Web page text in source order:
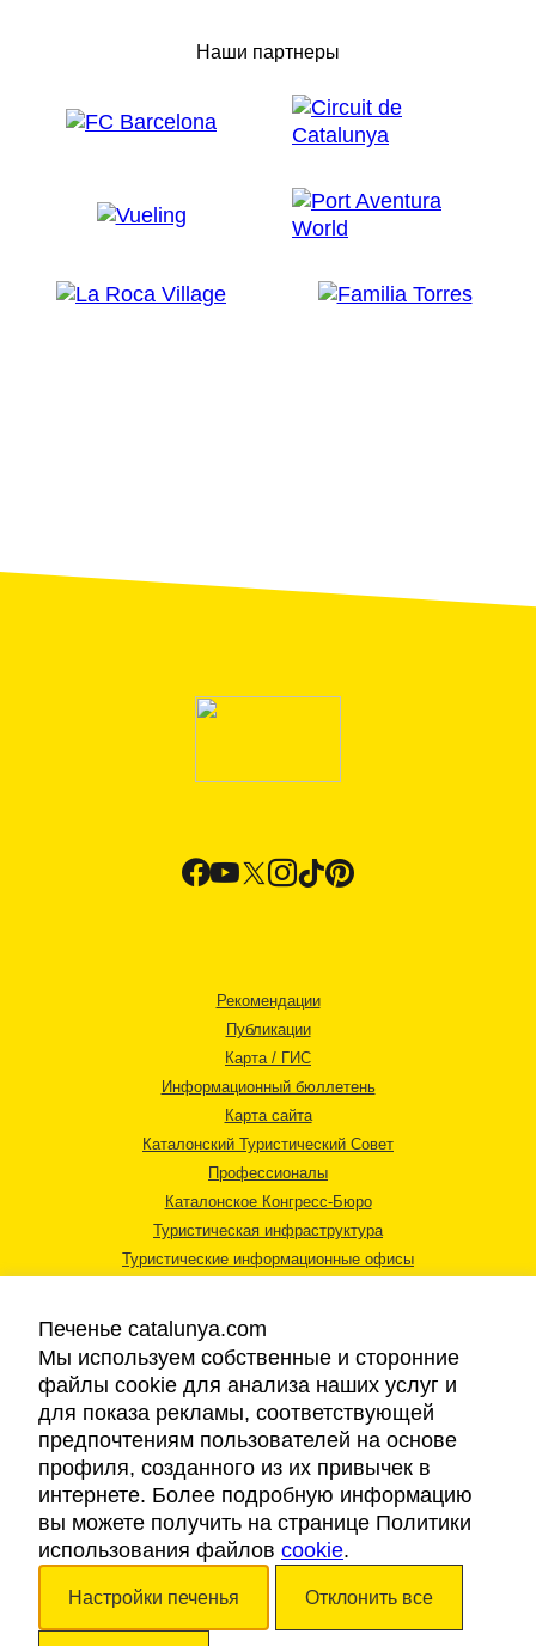
Наши партнеры
Рекомендации
Публикации
Карта / ГИС
Информационный бюллетень
Карта сайта
Каталонский Туристический Совет
Профессионалы
Каталонское Конгресс-Бюро
Туристическая инфраструктура
Туристические информационные офисы
Правовая информация
Cookies
Доступность
Авторские права © 2026. Каталонский Туристический Совет. Все права
Печенье catalunya.com
Мы используем собственные и сторонние
файлы cookie для анализа наших услуг и
для показа рекламы, соответствующей
предпочтениям пользователей на основе
профиля, созданного из их привычек в
интернете. Более подробную информацию
вы можете получить на странице Политики
использования файлов cookie.
Настройки печенья Отклонить все